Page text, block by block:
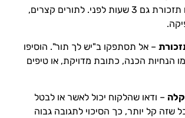
מורכבים, שקלו תזכורת גם 3 שעות לפני. לתורים קצרים,
– אל תסתפקו ב"יש לך תור". הוסיפו
הנחיות הכנה, כתובת מדויקת, או טיפים
– ודאו שהלקוח יכול לאשר או לבטל
שזה קל יותר, כך הסיכוי לתגובה גבוה